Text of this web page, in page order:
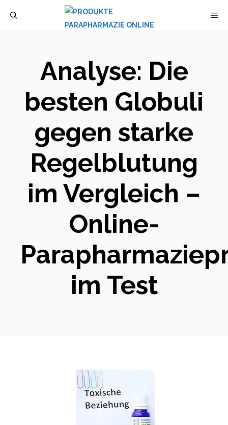
Analyse: Die
besten Globuli
gegen starke
Regelblutung
im Vergleich –
Online-
im Test